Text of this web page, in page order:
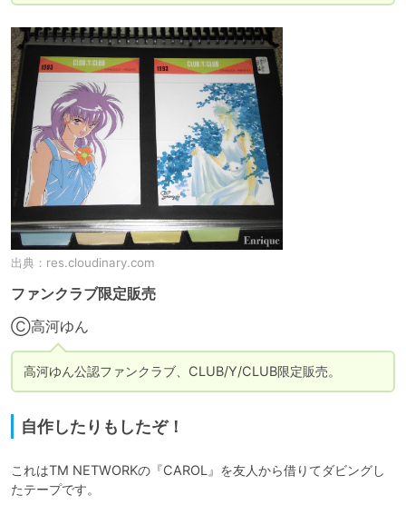
出典： res.cloudinary.com
ファンクラブ限定販売
Ⓒ高河ゆん
高河ゆん公認ファンクラブ、CLUB/Y/CLUB限定販売。
自作したりもしたぞ！
これはTM NETWORKの『CAROL』を友人から借りてダビングし
たテープです。